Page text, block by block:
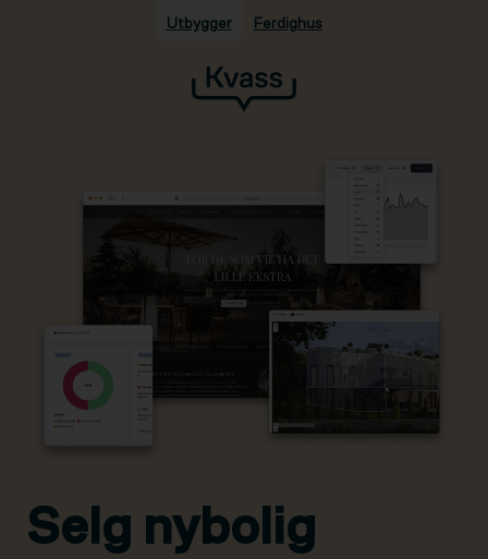
Hopp til hovedinnhold
Utbygger Ferdighus
Selg nybolig